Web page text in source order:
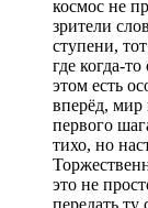
космос не
зрители
ступени,
где когда-
этом есть
вперёд, мир
первого
тихо, но
это не
передать